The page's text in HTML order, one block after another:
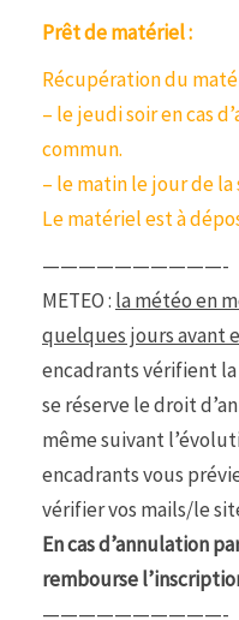
Prêt de matériel :
Récupération du
– le jeudi soir en cas
commun.
– le matin le jour de
Le matériel est à
——————————-
METEO : la météo en
quelques jours avant
encadrants vérifient
se réserve le droit
même suivant
encadrants vous
vérifier vos mails/le
En cas d’annulation
rembourse
——————————-